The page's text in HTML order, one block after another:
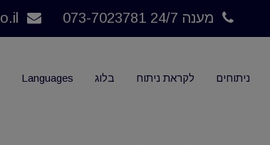
מענה 24/7 073-7023781
ניתוחים לקראת ניתוח בלוג Languages